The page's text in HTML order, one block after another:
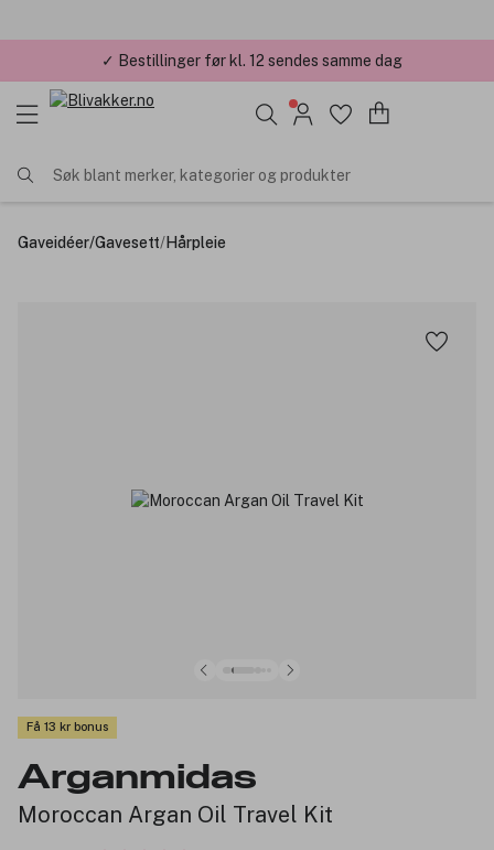
✓ Bestillinger før kl. 12 sendes samme dag
Søk blant merker, kategorier og produkter
Gaveidéer/Gavesett/Hårpleie
Få 13 kr bonus
Arganmidas
Moroccan Argan Oil Travel Kit